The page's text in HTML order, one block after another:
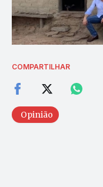
COMPARTILHAR
Opinião